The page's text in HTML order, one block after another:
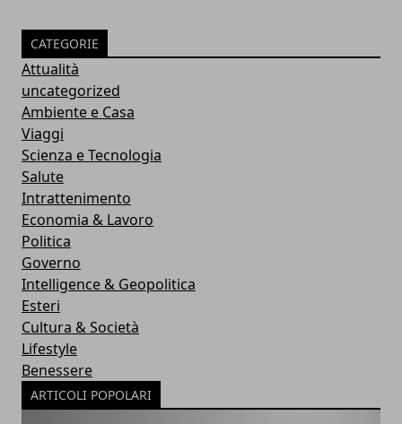
CATEGORIE
Attualità
uncategorized
Ambiente e Casa
Viaggi
Scienza e Tecnologia
Salute
Intrattenimento
Economia & Lavoro
Politica
Governo
Intelligence & Geopolitica
Esteri
Cultura & Società
Lifestyle
Benessere
ARTICOLI POPOLARI